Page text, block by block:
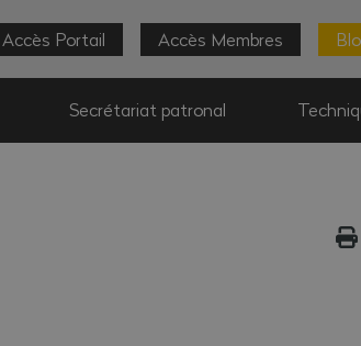
Accès Portail Accès Membres
Secrétariat patronal